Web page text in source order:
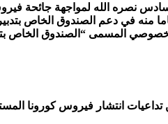
نصره الله لمواجهة جائحة
منه في دعم الصندوق الخاص
المسمى “الصندوق الخاص